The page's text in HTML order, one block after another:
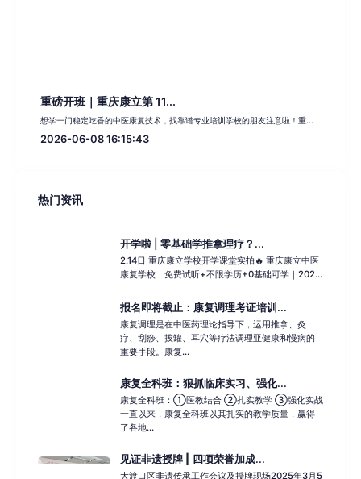
重磅开班｜重庆康立第 11...
想学一门稳定吃香的中医康复技术，找靠谱专业培训学校的朋友注意啦！重...
2026-06-08 16:15:43
热门资讯
开学啦 | 零基础学推拿理疗？...
2.14日 重庆康立学校开学课堂实拍🔥 重庆康立中医
康复学校｜免费试听+不限学历+0基础可学｜202...
报名即将截止：康复调理考证培训...
康复调理是在中医药理论指导下，运用推拿、灸
疗、刮痧、拔罐、耳穴等疗法调理亚健康和慢病的
重要手段。康复...
康复全科班：狠抓临床实习、强化...
康复全科班：①医教结合 ②扎实教学 ③强化实战
一直以来，康复全科班以其扎实的教学质量，赢得
了各地...
见证非遗授牌 ‖ 四项荣誉加成...
大渡口区非遗传承工作会议及授牌现场2025年3月5